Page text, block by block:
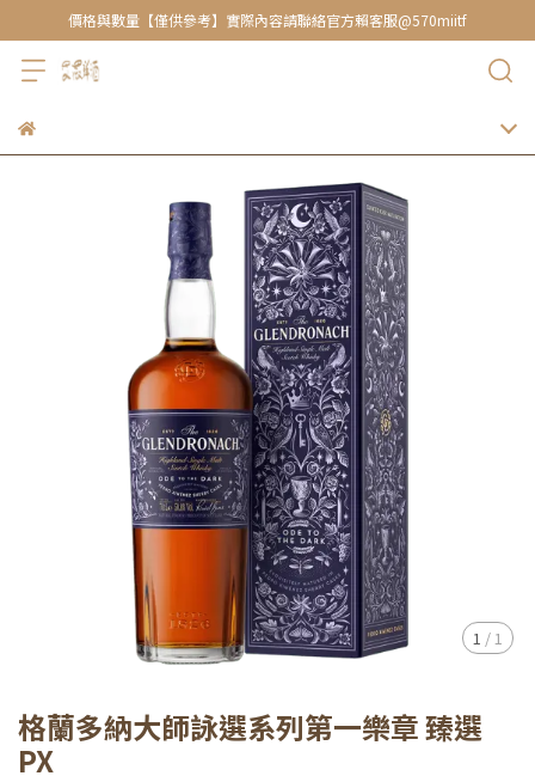
價格與數量【僅供參考】實際內容請聯絡官方賴客服@570miitf
1 / 1
格蘭多納大師詠選系列第一樂章 臻選
PX